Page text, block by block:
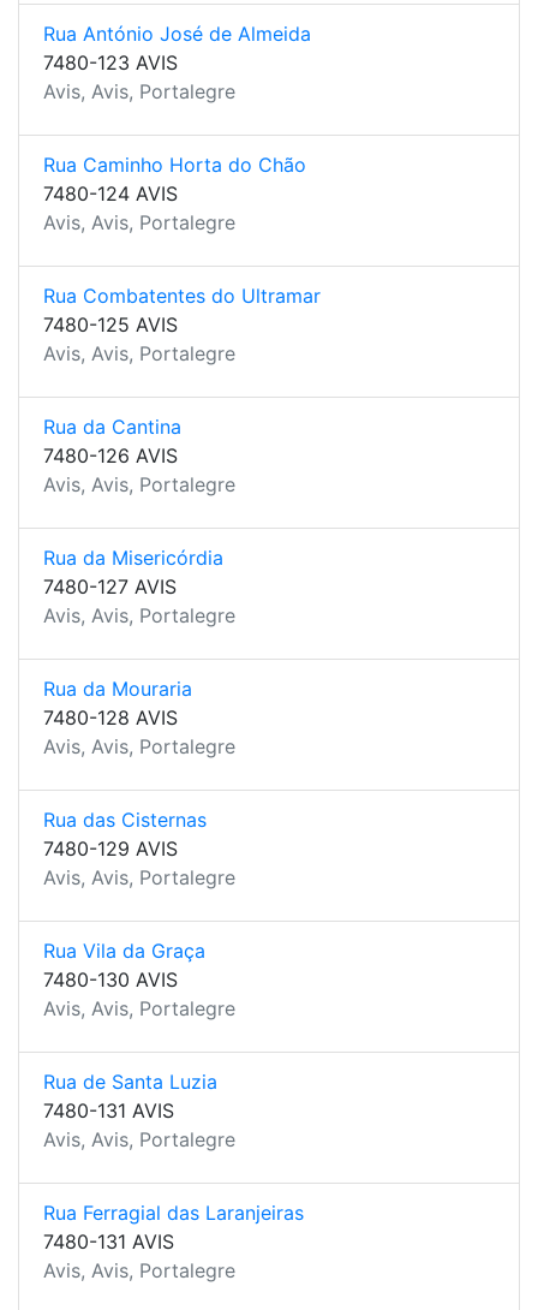
Rua António José de Almeida
7480-123 AVIS
Avis, Avis, Portalegre
Rua Caminho Horta do Chão
7480-124 AVIS
Avis, Avis, Portalegre
Rua Combatentes do Ultramar
7480-125 AVIS
Avis, Avis, Portalegre
Rua da Cantina
7480-126 AVIS
Avis, Avis, Portalegre
Rua da Misericórdia
7480-127 AVIS
Avis, Avis, Portalegre
Rua da Mouraria
7480-128 AVIS
Avis, Avis, Portalegre
Rua das Cisternas
7480-129 AVIS
Avis, Avis, Portalegre
Rua Vila da Graça
7480-130 AVIS
Avis, Avis, Portalegre
Rua de Santa Luzia
7480-131 AVIS
Avis, Avis, Portalegre
Rua Ferragial das Laranjeiras
7480-131 AVIS
Avis, Avis, Portalegre